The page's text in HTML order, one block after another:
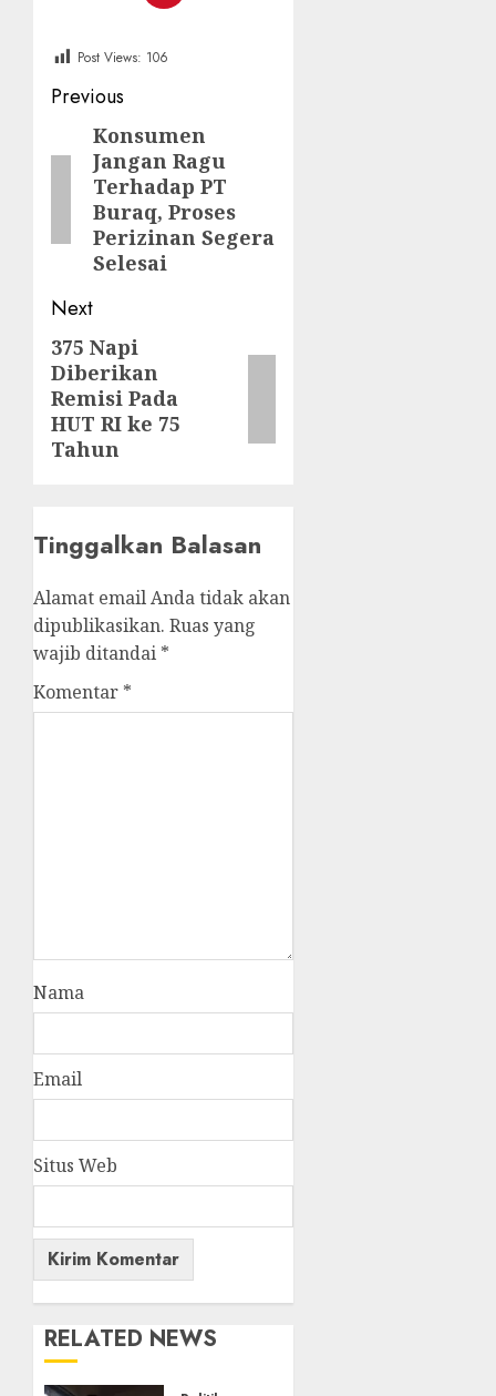
Post Views: 106
Post
navigation
Previous
Previous
post:
Konsumen
Jangan Ragu
Terhadap PT
Buraq, Proses
Perizinan Segera
Selesai
Next
Next
post:
375 Napi
Diberikan
Remisi Pada
HUT RI ke 75
Tahun
Tinggalkan Balasan
Alamat email Anda tidak akan
dipublikasikan. Ruas yang
wajib ditandai *
Komentar *
Nama
Email
Situs Web
RELATED NEWS